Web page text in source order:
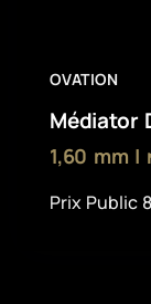
OVATION
Médiator
1,60 mm |
Prix Public